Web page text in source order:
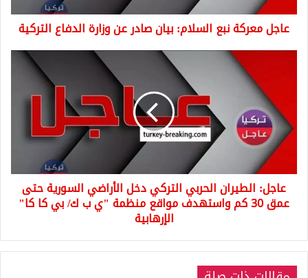
الدفاع
التركية
عاجل معركة نبع السلام: بيان صادر عن وزارة الدفاع التركية
عاجل:
التركي
دخل
الأراضي
السورية
عمق
كم
واستهدف
منظمة
عاجل: الطيران الحربي التركي دخل الأراضي السورية حتى
عمق 30 كم واستهدف مواقع منظمة "ي ب ك/ بي كا كا"
الإرهابية